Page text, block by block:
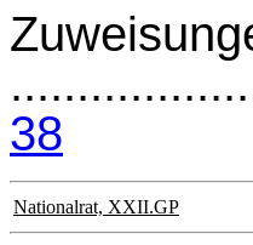
38
Nationalrat, XXII.GP